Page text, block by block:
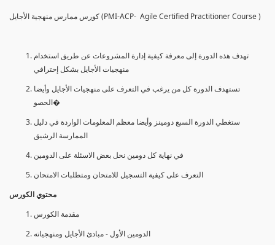
كورس ممارس منهجية الأجايل (PMI-ACP- Agile Certified Practitioner Course )
تهدف هذه الدورة إلى معرفة كيفية إدارة المشروعات عن طريق استخدام
منهجيات الأجايل بشكل إحترافي
تستهدف الدورة كل من يرغب في التعرف على منهجيات الأجايل وأيضا
الحصو�
ستغطي الدورة السبع دومينز وأيضا معظم المعلومات الواردة في دليل
الممارسة الرشيق
في نهاية كل دومين نحل بعض الاسئلة على الدومين
التعرف على كيفية التسجيل للامتحان ومتطلبات الامتحان
محتوي الكورس
مقدمة الكورس
الدومين الأول - مبادئ الأجايل ومنهجياته